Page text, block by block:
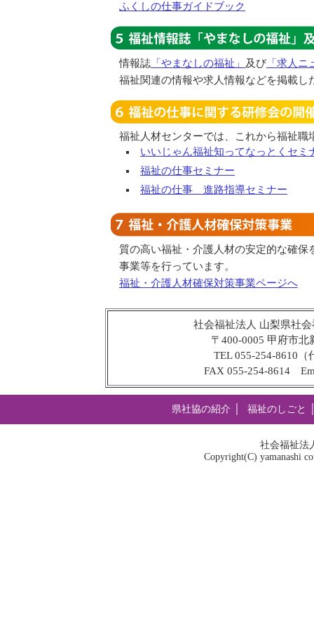
ふくしの仕事ガイドブック
情報誌 「やまなしの福祉」 及び 「求人ニ
福祉関連の情報や求人情報などを掲載し
福祉人材センターでは、これから福祉
いいじゃん福祉知ってなっとくセミ
福祉の仕事セミナー
福祉の仕事 進路指導セミナー
質の高い福祉・介護人材の安定的な確
事業等を行っています。
福祉・介護人材確保対策事業ページへ
社会福祉法人 山梨県社
〒400-0005 甲府市
TEL 055-254-8610
FAX 055-254-8614
県社協の紹介 福祉のしごと
社会福祉法
Copyright(C) yamanashi